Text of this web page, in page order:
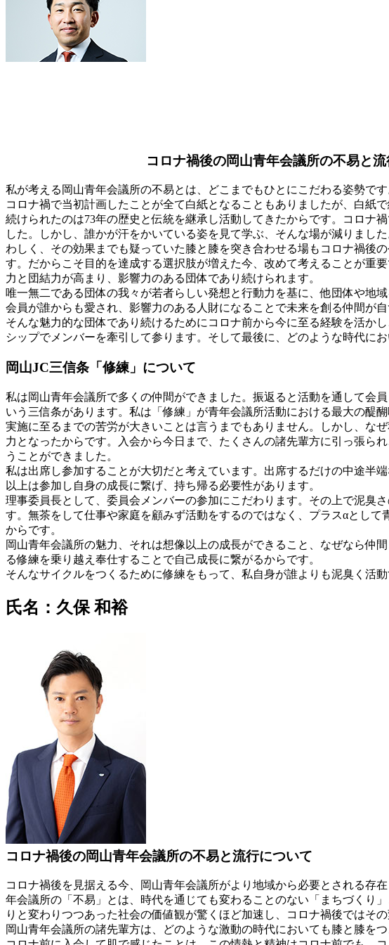
コロナ禍後の岡山青年会議所の不易と
私が考える岡山青年会議所の不易とは、どこまでもひとにこだわる姿勢で
コロナ禍で当初計画したことが全て白紙となることもありましたが、白紙
続けられたのは73年の歴史と伝統を継承し活動してきたからです。コロナ
した。しかし、誰かが汗をかいている姿を見て学ぶ、そんな場が減りまし
わしく、その効果までも疑っていた膝と膝を突き合わせる場もコロナ禍後
す。だからこそ目的を達成する選択肢が増えた今、改めて考えることが重
力と団結力が高まり、影響力のある団体であり続けられます。
唯一無二である団体の我々が若者らしい発想と行動力を基に、他団体や地
会員が誰からも愛され、影響力のある人財になることで未来を創る仲間が
そんな魅力的な団体であり続けるためにコロナ前から今に至る経験を活か
シップでメンバーを牽引して参ります。そして最後に、どのような時代に
岡山JC三信条「修練」について
私は岡山青年会議所で多くの仲間ができました。振返ると活動を通して会
いう三信条があります。私は「修練」が青年会議所活動における最大の醍
実施に至るまでの苦労が大きいことは言うまでもありません。しかし、な
力となったからです。入会から今日まで、たくさんの諸先輩方に引っ張ら
うことができました。
私は出席し参加することが大切だと考えています。出席するだけの中途半
以上は参加し自身の成長に繋げ、持ち帰る必要性があります。
理事委員長として、委員会メンバーの参加にこだわります。その上で泥臭
す。無茶をして仕事や家庭を顧みず活動をするのではなく、プラスαとし
からです。
岡山青年会議所の魅力、それは想像以上の成長ができること、なぜなら仲
る修練を乗り越え奉仕することで自己成長に繋がるからです。
そんなサイクルをつくるために修練をもって、私自身が誰よりも泥臭く活
氏名：久保 和裕
コロナ禍後の岡山青年会議所の不易と流行について
コロナ禍後を見据える今、岡山青年会議所がより地域から必要とされる存
年会議所の「不易」とは、時代を通じても変わることのない「まちづくり
りと変わりつつあった社会の価値観が驚くほど加速し、コロナ禍後ではそ
岡山青年会議所の諸先輩方は、どのような激動の時代においても膝と膝を